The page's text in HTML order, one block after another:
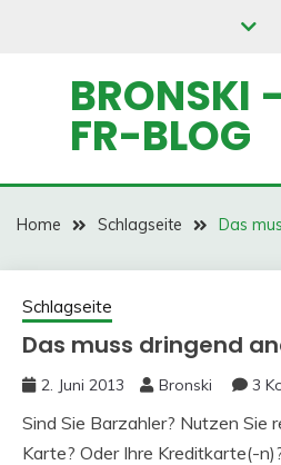
BRONSKI
FR-BLOG
Home Schlagseite Das
Schlagseite
Das muss dringend
2. Juni 2013 Bronski 3
Sind Sie Barzahler? Nutzen Sie
Karte? Oder Ihre Kreditkarte(-